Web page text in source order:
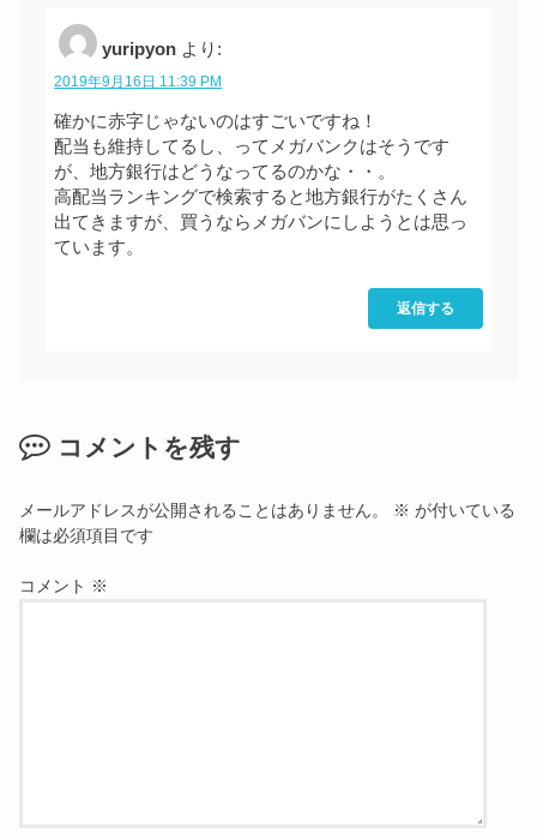
yuripyon より:
2019年9月16日 11:39 PM
確かに赤字じゃないのはすごいですね！
配当も維持してるし、ってメガバンクはそうです
が、地方銀行はどうなってるのかな・・。
高配当ランキングで検索すると地方銀行がたくさん
出てきますが、買うならメガバンにしようとは思っ
ています。
返信する
コメントを残す
メールアドレスが公開されることはありません。 ※ が付いている
欄は必須項目です
コメント ※